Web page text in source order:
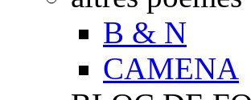
B & N
CAMENA